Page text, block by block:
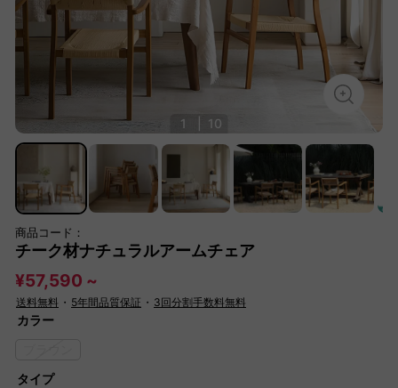
1 10
商品コード：
チーク材ナチュラルアームチェア
¥57,590 ~
送料無料 ・ 5年間品質保証 ・ 3回分割手数料無料
カラー
タイプ